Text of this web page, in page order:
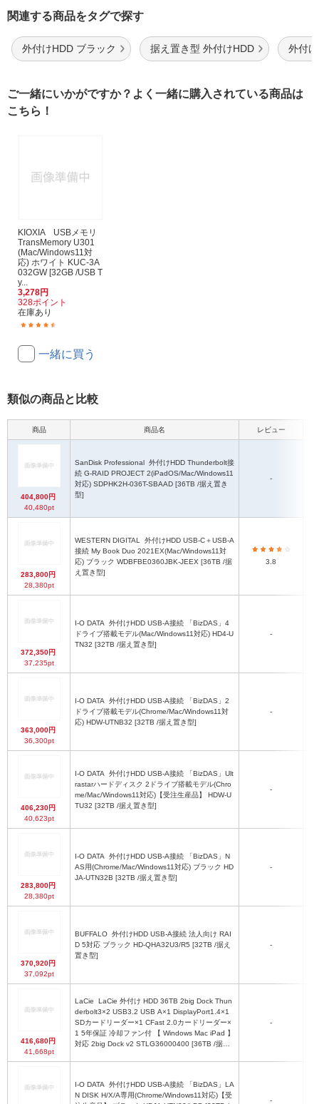
関連する商品をタグで探す
外付けHDD ブラック 据え置き型 外付けHDD 外付
ご一緒にいかがですか？よく一緒に購入されている商品は
こちら！
KIOXIA USBメモリ
TransMemory U301
(Mac/Windows11対
応) ホワイト KUC-3A
032GW [32GB /USB T
y...
3,278円
328ポイント
在庫あり
一緒に買う
類似の商品と比較
商品 商品名 レビュー
404,800円
40,480pt
SanDisk Professional
続 G-RAID PROJECT 2(iPadOS/Mac/Windows11
対応) SDPHK2H-036T-SBAAD [36TB /据え置き
型]
-
283,800円
28,380pt
WESTERN DIGITAL
接続 My Book Duo 2021EX(Mac/Windows11対
応) ブラック WDBFBE0360JBK-JEEX [36TB /据
え置き型]
3.8
372,350円
37,235pt
I-O DATA
ドライブ搭載モデル(Mac/Windows11対応) HD4-U
TN32 [32TB /据え置き型]
-
363,000円
36,300pt
I-O DATA
ドライブ搭載モデル(Chrome/Mac/Windows11対
応) HDW-UTNB32 [32TB /据え置き型]
-
406,230円
40,623pt
I-O DATA
rastarハードディスク 2ドライブ搭載モデル(Chro
me/Mac/Windows11対応)【受注生産品】 HDW-U
TU32 [32TB /据え置き型]
-
283,800円
28,380pt
I-O DATA
AS用(Chrome/Mac/Windows11対応) ブラック HD
JA-UTN32B [32TB /据え置き型]
-
370,920円
37,092pt
BUFFALO
D 5対応 ブラック HD-QHA32U3/R5 [32TB /据え
置き型]
-
416,680円
41,668pt
LaCie
derbolt3×2 USB3.2 USB A×1 DisplayPort1.4×1
SDカードリーダー×1 CFast 2.0カードリーダー×
1 5年保証 冷却ファン付 【 Windows Mac iPad 】
対応 2big Dock v2 STLG36000400 [36TB /据え
-
I-O DATA
N DISK H/X/A専用(Chrome/Windows11対応)【受
-